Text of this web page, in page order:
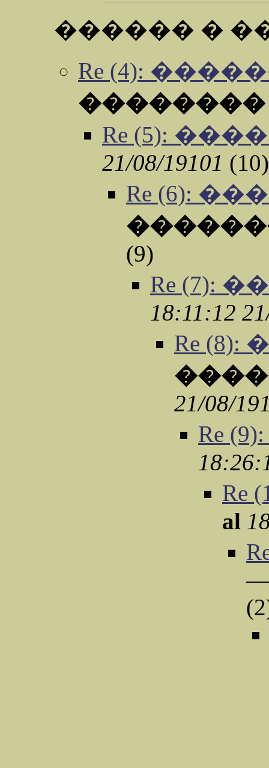
������ �
Re (4):
��������
Re (5):
21/08/19101 (10)
Re (6):
(9)
Re (7):
18:11:12
Re
21/08/
Re
Re
al